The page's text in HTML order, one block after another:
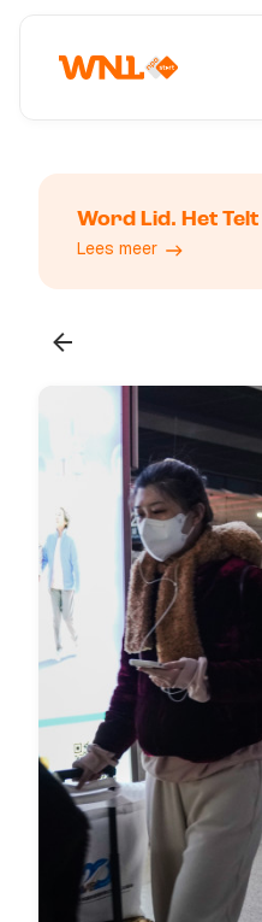
Word Lid. Het Telt
Lees meer